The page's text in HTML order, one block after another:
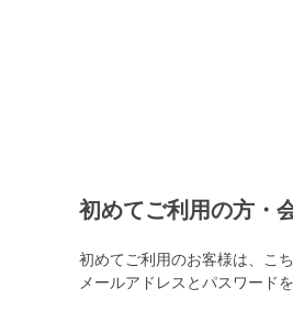
初めてご利用の方・
初めてご利用のお客様は、こ
メールアドレスとパスワード